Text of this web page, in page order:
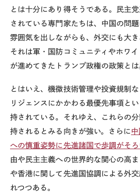
とは十分にあり得そうである。民主
されている専門家たちは、中国の問
雰囲気を出しながらも、外交にも大き
それは軍・国防コミュニティやホワ
が進めてきたトランプ政権の政策とは
とはいえ、機微技術管理や投資規制
リジェンスにかかわる最優先事項と
持されている。それゆえ、これらの
持されるとみる向きが強い。さらに
への慎重姿勢に先進諸国で歩調がそ
由や民主主義への世界的な関心の高
や香港に関して先進国協調による外
れつつある。